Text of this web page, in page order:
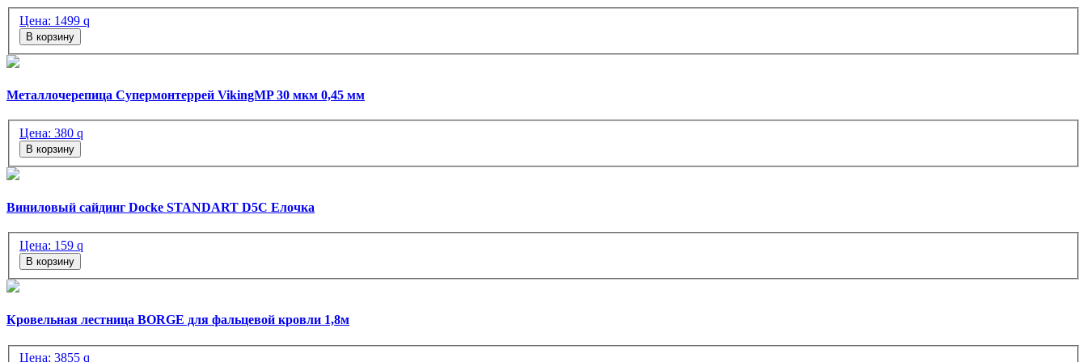
Цена: 1499 q
В корзину
Металлочерепица Супермонтеррей VikingMP 30 мкм 0,45 мм
Цена: 380 q
В корзину
Виниловый сайдинг Docke STANDART D5C Елочка
Цена: 159 q
В корзину
Кровельная лестница BORGE для фальцевой кровли 1,8м
Цена: 3855 q